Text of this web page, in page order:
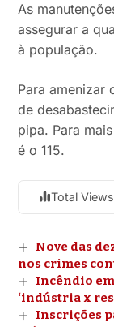
As
assegurar a
à população.
Para amenizar
de
pipa. Para
é o 115.
Total
Nove das
nos crimes
Incêndio
‘indústria x
Inscrições